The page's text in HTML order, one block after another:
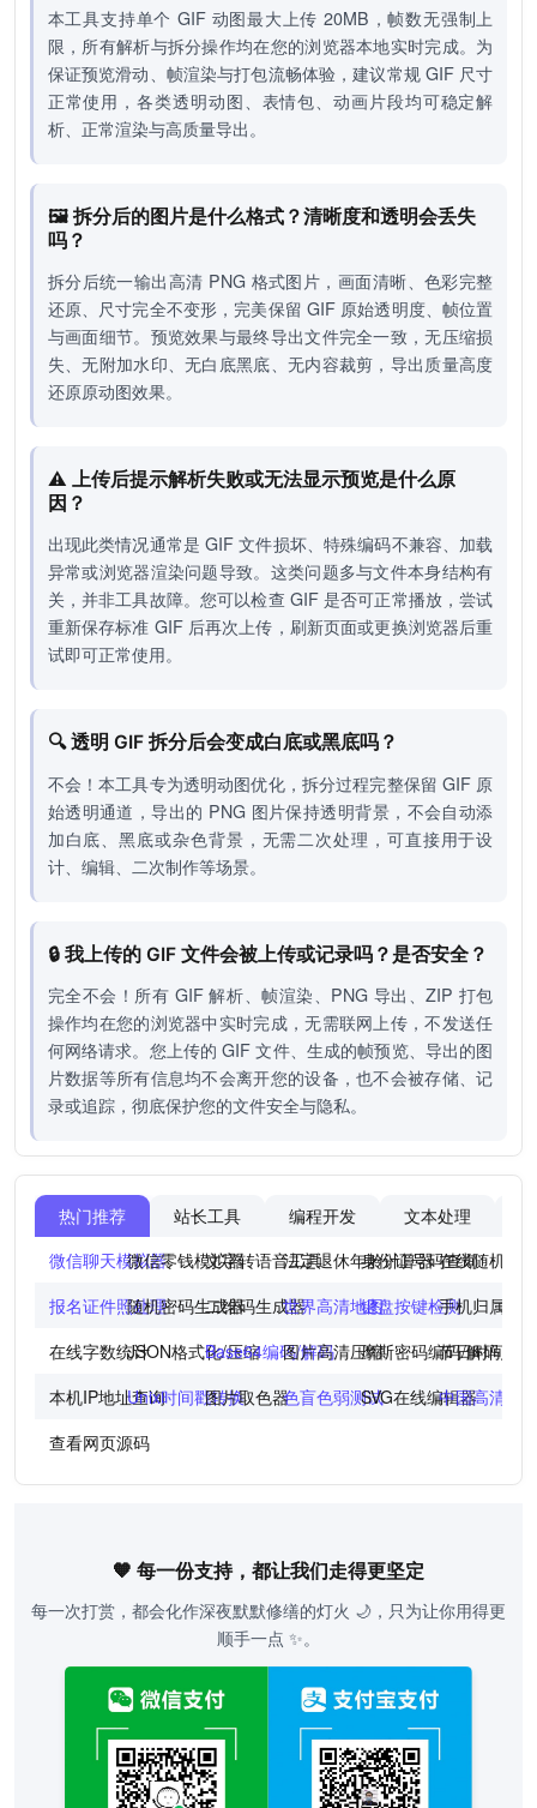
本工具支持单个 GIF 动图最大上传 20MB，帧数无强制上
限，所有解析与拆分操作均在您的浏览器本地实时完成。为
保证预览滑动、帧渲染与打包流畅体验，建议常规 GIF 尺寸
正常使用，各类透明动图、表情包、动画片段均可稳定解
析、正常渲染与高质量导出。
🖼️ 拆分后的图片是什么格式？清晰度和透明会丢失
吗？
拆分后统一输出高清 PNG 格式图片，画面清晰、色彩完整
还原、尺寸完全不变形，完美保留 GIF 原始透明度、帧位置
与画面细节。预览效果与最终导出文件完全一致，无压缩损
失、无附加水印、无白底黑底、无内容裁剪，导出质量高度
还原原动图效果。
⚠️ 上传后提示解析失败或无法显示预览是什么原
因？
出现此类情况通常是 GIF 文件损坏、特殊编码不兼容、加载
异常或浏览器渲染问题导致。这类问题多与文件本身结构有
关，并非工具故障。您可以检查 GIF 是否可正常播放，尝试
重新保存标准 GIF 后再次上传，刷新页面或更换浏览器后重
试即可正常使用。
🔍 透明 GIF 拆分后会变成白底或黑底吗？
不会！本工具专为透明动图优化，拆分过程完整保留 GIF 原
始透明通道，导出的 PNG 图片保持透明背景，不会自动添
加白底、黑底或杂色背景，无需二次处理，可直接用于设
计、编辑、二次制作等场景。
🔒 我上传的 GIF 文件会被上传或记录吗？是否安全？
完全不会！所有 GIF 解析、帧渲染、PNG 导出、ZIP 打包
操作均在您的浏览器中实时完成，无需联网上传，不发送任
何网络请求。您上传的 GIF 文件、生成的帧预览、导出的图
片数据等所有信息均不会离开您的设备，也不会被存储、记
录或追踪，彻底保护您的文件安全与隐私。
热门推荐 站长工具 编程开发 文本处理
微信聊天模拟器微信零钱模拟器文字转语音工具法定退休年龄计算器
身份证号码查询在线随机点
报名证件照处理随机密码生成器二维码生成器世界高清地图键盘按键检测手机归属地
在线字数统计JSON格式化/压缩Base64编码/解码图片高清压缩摩斯密码编码/解码
节日时间倒
本机IP地址查询Unix时间戳转换图片取色器色盲色弱测试SVG在线编辑器中国高清地
查看网页源码
🧡 每一份支持，都让我们走得更坚定
每一次打赏，都会化作深夜默默修缮的灯火 🌙，只为让你用得更
顺手一点 ✨。